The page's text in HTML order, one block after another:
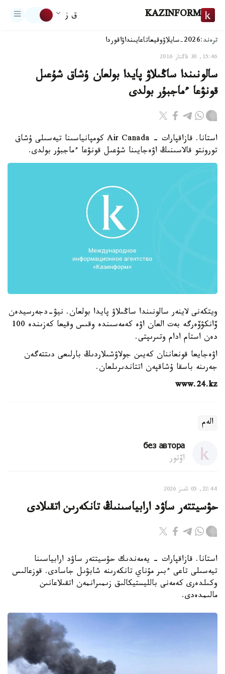
KAZINFORM ق ز
ترەند:2026-سايلاۋ وقيعاتاعايىنداۋاقوردا
15:46, 30 قاڭتار 2016
سالونىندا ساڭىلاۋ پايدا بولعان ۇشاق شۇعىل
قونۋعا ءماجبۇر بولدى
استانا. قازاقپارات - Air Canada كومپانياسىنا تيەسىلى ۇشاق
تورونتو قالاسىنىڭ اۋەجايىنا شۇعىل قونۋعا ءماجبۇر بولدى.
ويتكەنى لاينەر سالونىندا ساڭىلاۋ پايدا بولعان. نيۋ-دجەرسيدەن
ۆانكۋۆەرگە بەت العان اۋە كەمەسىندە وقىس وقيعا كەزىندە 100
دەن استام ادام وتىرىپتى.
اۋەجايعا قونعاننان كەيىن جولاۋشىلاردىڭ بارلىعى دىتتەگەن
جەرىنە باسقا ۇشاقپەن اتتاندىرىلعان.
www.24.kz
الەم
без автора
اۆتور
22:44, 05 تامىز 2026
حۋسيتتەر ساۋد ارابياسىنىڭ تانكەرىن اتقىلادى
استانا. قازاقپارات - يەمەندىك حۋسيتتەر ساۋد ارابياسىنا
تيەسىلى تاعى ءبىر مۇناي تانكەرىنە شابۋىل جاسادى. قوزعالىس
وكىلدەرى كەمەنى بالليستيكالىق زىمىرانمەن اتقىلاعانىن
مالىمدەدى.